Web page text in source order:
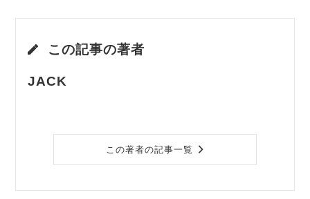
この記事の著者
JACK
この著者の記事一覧